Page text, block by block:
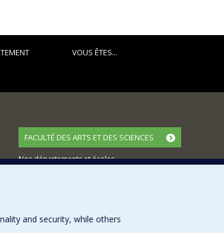
VOUS ÊTES...
FACULTÉ DES ARTS ET DES SCIENCES
Nos départements et écoles
and security, while others